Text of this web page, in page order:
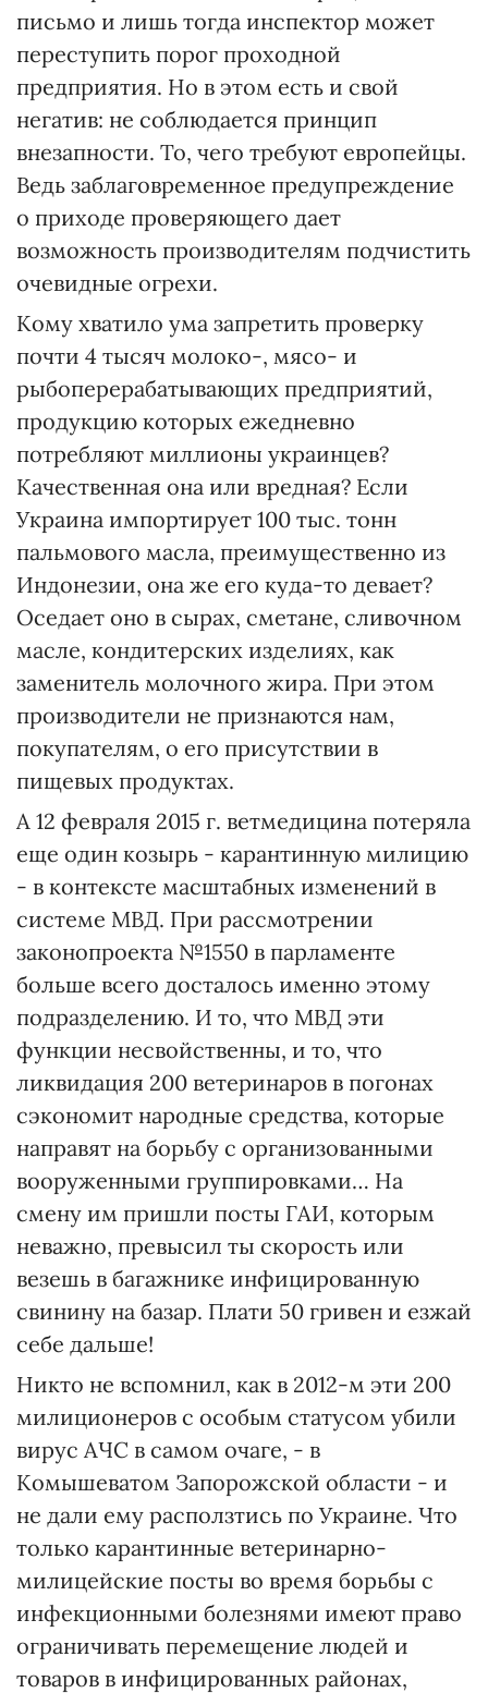
письмо и лишь тогда инспектор может
переступить порог проходной
предприятия. Но в этом есть и свой
негатив: не соблюдается принцип
внезапности. То, чего требуют европейцы.
Ведь заблаговременное предупреждение
о приходе проверяющего дает
возможность производителям подчистить
очевидные огрехи.
Кому хватило ума запретить проверку
почти 4 тысяч молоко-, мясо- и
рыбоперерабатывающих предприятий,
продукцию которых ежедневно
потребляют миллионы украинцев?
Качественная она или вредная? Если
Украина импортирует 100 тыс. тонн
пальмового масла, преимущественно из
Индонезии, она же его куда-то девает?
Оседает оно в сырах, сметане, сливочном
масле, кондитерских изделиях, как
заменитель молочного жира. При этом
производители не признаются нам,
покупателям, о его присутствии в
пищевых продуктах.
А 12 февраля 2015 г. ветмедицина потеряла
еще один козырь - карантинную милицию
- в контексте масштабных изменений в
системе МВД. При рассмотрении
законопроекта №1550 в парламенте
больше всего досталось именно этому
подразделению. И то, что МВД эти
функции несвойственны, и то, что
ликвидация 200 ветеринаров в погонах
сэкономит народные средства, которые
направят на борьбу с организованными
вооруженными группировками… На
смену им пришли посты ГАИ, которым
неважно, превысил ты скорость или
везешь в багажнике инфицированную
свинину на базар. Плати 50 гривен и езжай
себе дальше!
Никто не вспомнил, как в 2012-м эти 200
милиционеров с особым статусом убили
вирус АЧС в самом очаге, - в
Комышеватом Запорожской области - и
не дали ему расползтись по Украине. Что
только карантинные ветеринарно-
милицейские посты во время борьбы с
инфекционными болезнями имеют право
ограничивать перемещение людей и
товаров в инфицированных районах,